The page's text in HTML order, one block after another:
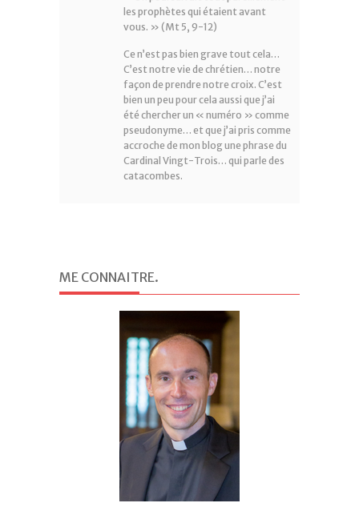
les prophètes qui étaient avant
vous. » (Mt 5, 9-12)
Ce n’est pas bien grave tout cela…
C’est notre vie de chrétien… notre
façon de prendre notre croix. C’est
bien un peu pour cela aussi que j’ai
été chercher un « numéro » comme
pseudonyme… et que j’ai pris comme
accroche de mon blog une phrase du
Cardinal Vingt-Trois… qui parle des
catacombes.
ME CONNAITRE.